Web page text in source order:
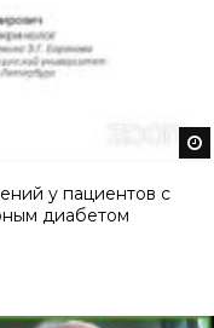
у пациентов с
диабетом